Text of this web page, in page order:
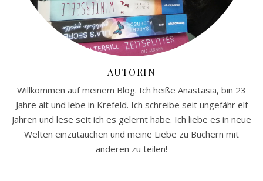
AUTORIN
Willkommen auf meinem Blog. Ich heiße Anastasia, bin 23
Jahre alt und lebe in Krefeld. Ich schreibe seit ungefähr elf
Jahren und lese seit ich es gelernt habe. Ich liebe es in neue
Welten einzutauchen und meine Liebe zu Büchern mit
anderen zu teilen!